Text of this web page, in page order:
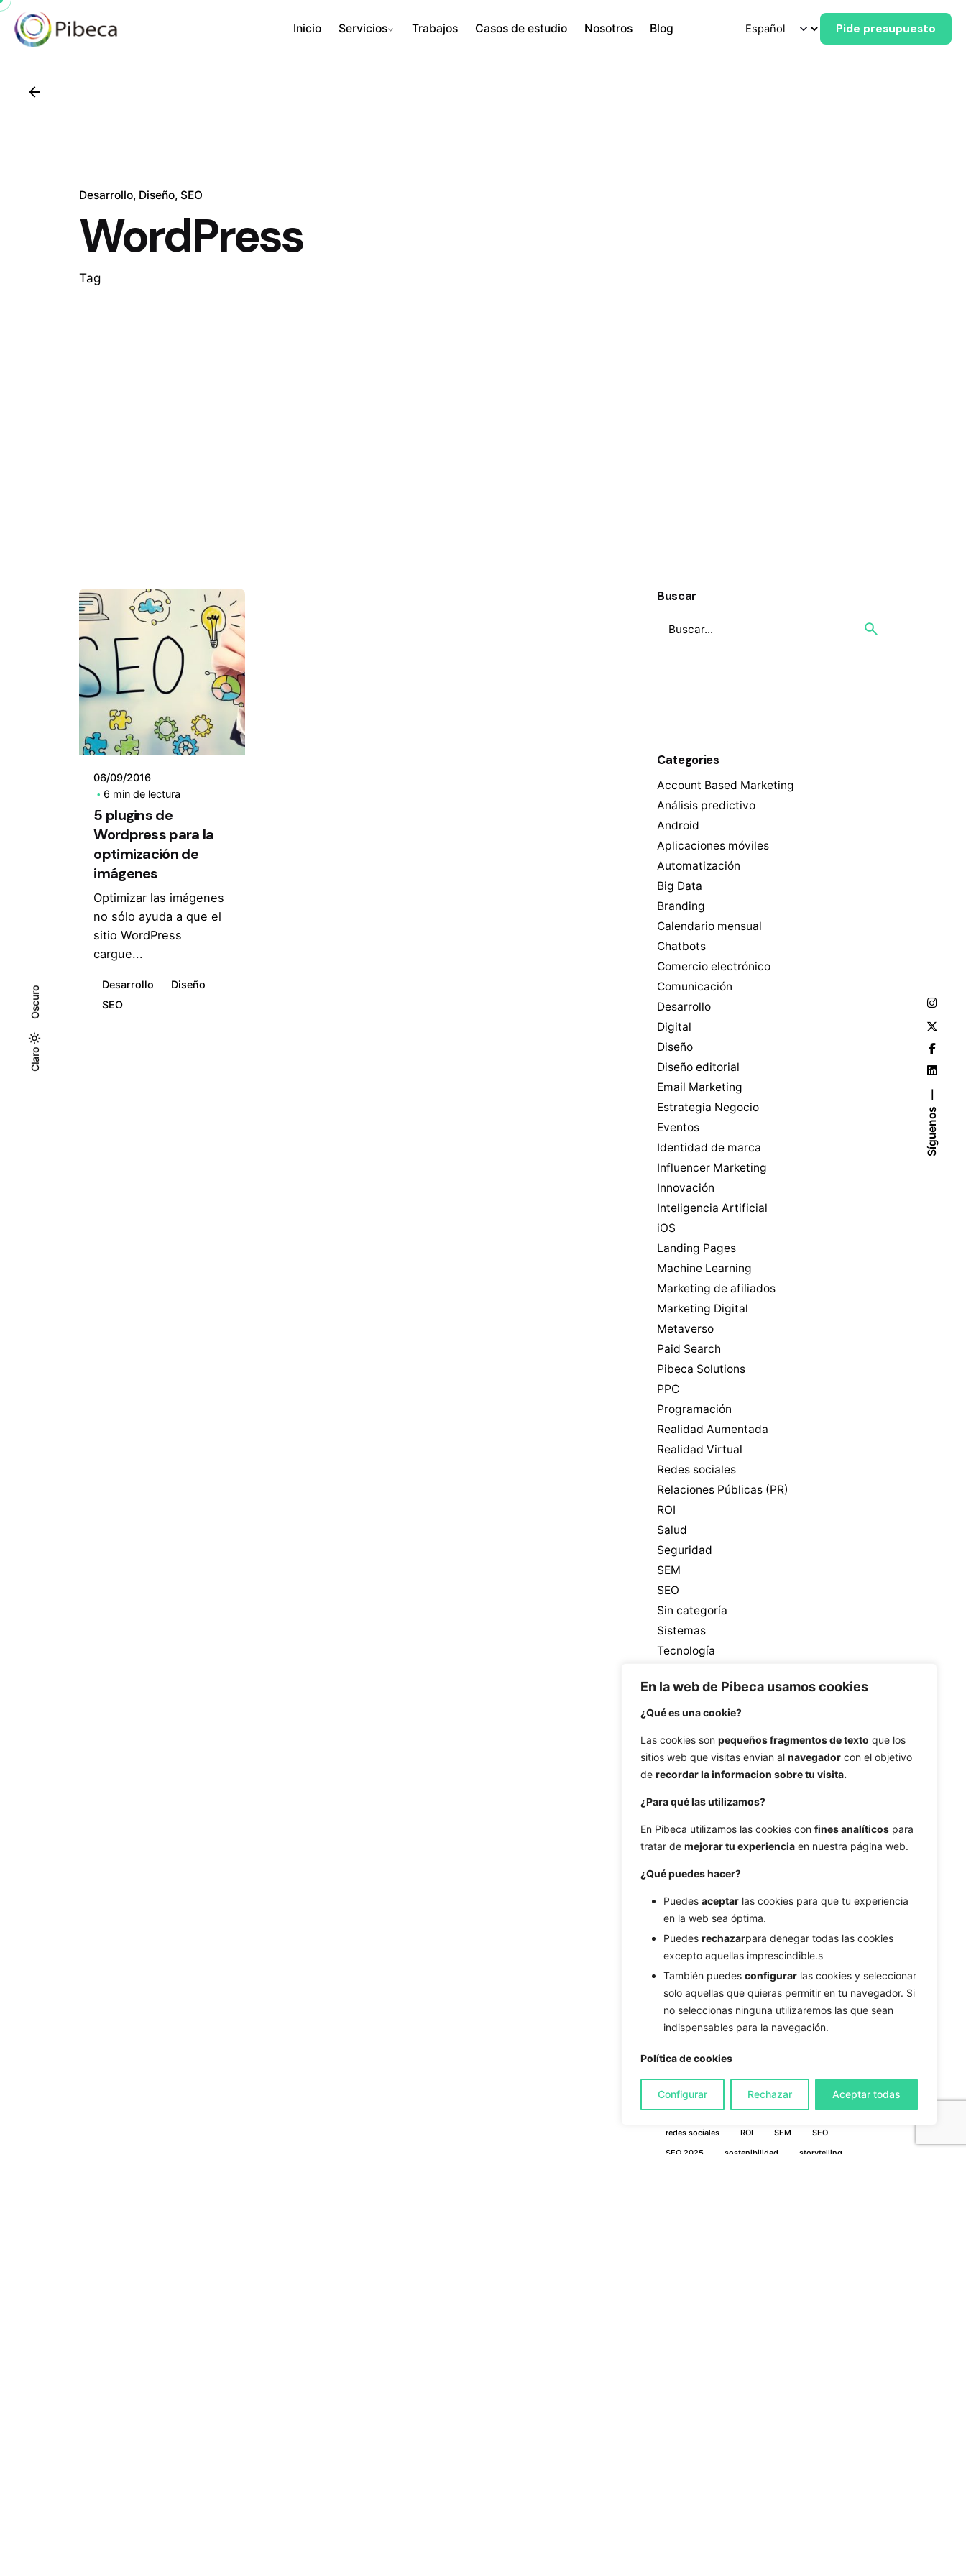
En la web de Pibeca usamos cookies
¿Qué es una cookie?
Las cookies son pequeños fragmentos de texto que los
sitios web que visitas envian al navegador con el objetivo
de recordar la informacion sobre tu visita.
¿Para qué las utilizamos?
En Pibeca utilizamos las cookies con fines analíticos para
tratar de mejorar tu experiencia en nuestra página web.
¿Qué puedes hacer?
Puedes aceptar las cookies para que tu experiencia
en la web sea óptima.
Puedes rechazarpara denegar todas las cookies
excepto aquellas imprescindible.s
También puedes configurar las cookies y seleccionar
solo aquellas que quieras permitir en tu navegador. Si
no seleccionas ninguna utilizaremos las que sean
indispensables para la navegación.
Política de cookies
Configurar Rechazar Aceptar todas
Claro
Oscuro
Claro
Oscuro
Síguenos
Inicio Servicios Trabajos Casos de estudio Nosotros Blog Pide presupuesto
Desarrollo Diseño SEO
WordPress
Tag
06/09/2016
6 min de lectura
5 plugins de
Wordpress para la
optimización de
imágenes
Optimizar las imágenes
no sólo ayuda a que el
sitio WordPress
cargue...
Desarrollo
Diseño
SEO
Buscar
Categories
Account Based Marketing
Análisis predictivo
Android
Aplicaciones móviles
Automatización
Big Data
Branding
Calendario mensual
Chatbots
Comercio electrónico
Comunicación
Desarrollo
Digital
Diseño
Diseño editorial
Email Marketing
Estrategia Negocio
Eventos
Identidad de marca
Influencer Marketing
Innovación
Inteligencia Artificial
iOS
Landing Pages
Machine Learning
Marketing de afiliados
Marketing Digital
Metaverso
Paid Search
Pibeca Solutions
PPC
Programación
Realidad Aumentada
Realidad Virtual
Redes sociales
Relaciones Públicas (PR)
ROI
Salud
Seguridad
SEM
SEO
Sin categoría
Sistemas
Tecnología
Ventas
automatización branding búsqueda por voz
Desarrollo de Software diferenciación diseño
engagement
estrategias de marketing
fidelización generación de ingresos
Google Ads herramientas de diseño
inteligencia artificial interacción IOT
marketing de influencers marketing digital
optimización personalización PWA
redes sociales ROI SEM SEO
SEO 2025 sostenibilidad storytelling